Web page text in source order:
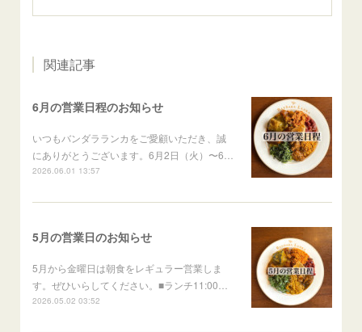
関連記事
6月の営業日程のお知らせ
いつもバンダラランカをご愛顧いただき、誠
にありがとうございます。6月2日（火）〜6…
2026.06.01 13:57
5月の営業日のお知らせ
5月から金曜日は朝食をレギュラー営業しま
す。ぜひいらしてください。■ランチ11:00…
2026.05.02 03:52